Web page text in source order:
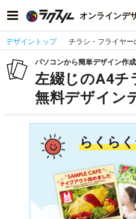
オンラインデ
デザイントップ チラシ・フライヤ
パソコンから簡単デザイン作
左綴じのA4チ
無料デザイン
らくら